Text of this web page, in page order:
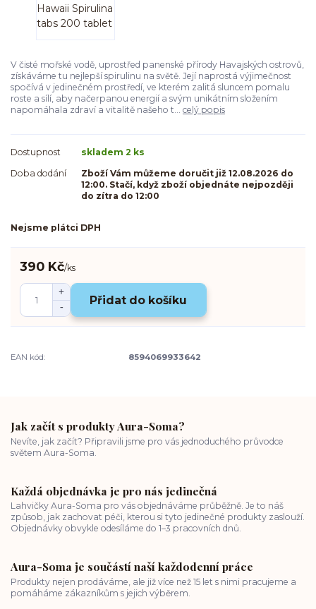
V čisté mořské vodě, uprostřed panenské přírody Havajských ostrovů,
získáváme tu nejlepší spirulinu na světě. Její naprostá výjimečnost
spočívá v jedinečném prostředí, ve kterém zalitá sluncem pomalu
roste a sílí, aby načerpanou energií a svým unikátním složením
napomáhala zdraví a vitalitě našeho t... celý popis
Dostupnost
skladem 2 ks
Doba dodání
Zboží Vám můžeme doručit již 12.08.2026 do
12:00. Stačí, když zboží objednáte nejpozději
do zítra do 12:00
Nejsme plátci DPH
390 Kč/ks
Přidat do košíku
EAN kód: 8594069933642
Jak začít s produkty Aura-Soma?
Nevíte, jak začít? Připravili jsme pro vás jednoduchého průvodce
světem Aura-Soma.
Každá objednávka je pro nás jedinečná
Lahvičky Aura-Soma pro vás objednáváme průběžně. Je to náš
způsob, jak zachovat péči, kterou si tyto jedinečné produkty zaslouží.
Objednávky obvykle odesíláme do 1–3 pracovních dnů.
Aura-Soma je součástí naší každodenní práce
Produkty nejen prodáváme, ale již více než 15 let s nimi pracujeme a
pomáháme zákazníkům s jejich výběrem.